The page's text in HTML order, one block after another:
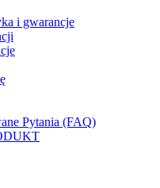
i gwarancje
Pytania (FAQ)